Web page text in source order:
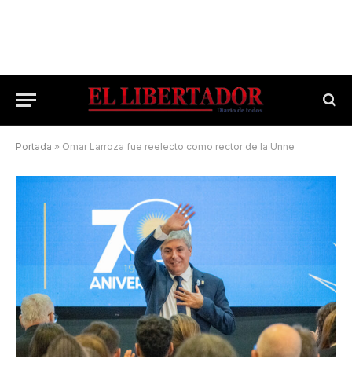
Portada » Omar Larroza fue reelecto como rector de la Unne